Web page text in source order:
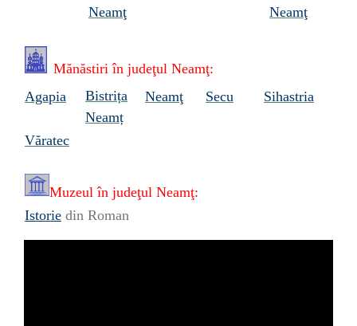
Neamţ
Neamţ
Mănăstiri în judeţul Neamţ:
Agapia
Bistrița
Neamț
Neamţ Secu Sihastria
Văratec
Muzeul în judeţul Neamţ:
Istorie din Roman